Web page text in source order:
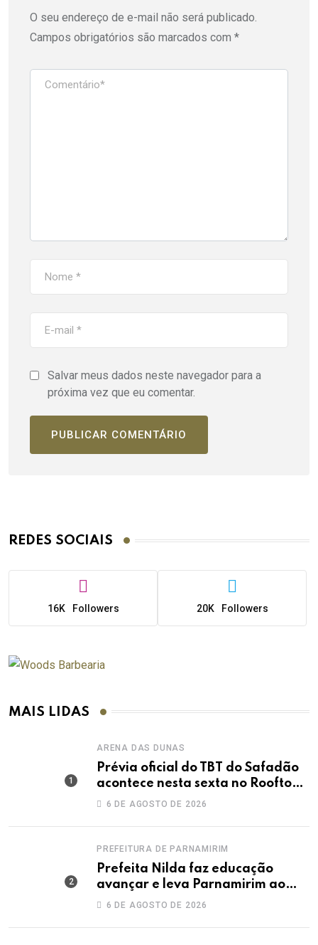
O seu endereço de e-mail não será publicado.
Campos obrigatórios são marcados com *
Salvar meus dados neste navegador para a
próxima vez que eu comentar.
REDES SOCIAIS
16K Followers 20K Followers
MAIS LIDAS
ARENA DAS DUNAS
Prévia oficial do TBT do Safadão
acontece nesta sexta no Rooftop
Dunas
6 DE AGOSTO DE 2026
PREFEITURA DE PARNAMIRIM
Prefeita Nilda faz educação
avançar e leva Parnamirim ao
maior IDEB da história dos anos
6 DE AGOSTO DE 2026